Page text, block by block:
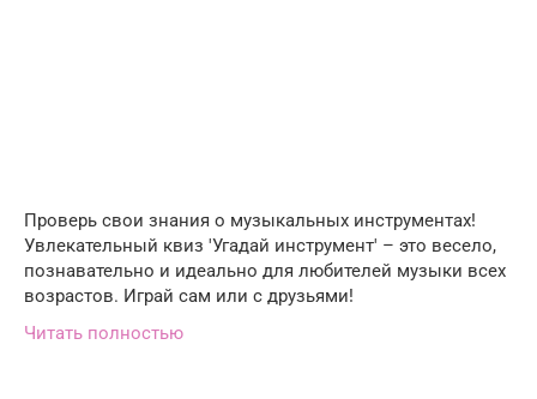
Проверь свои знания о музыкальных инструментах!
Увлекательный квиз 'Угадай инструмент' – это весело,
познавательно и идеально для любителей музыки всех
возрастов. Играй сам или с друзьями!
Читать полностью